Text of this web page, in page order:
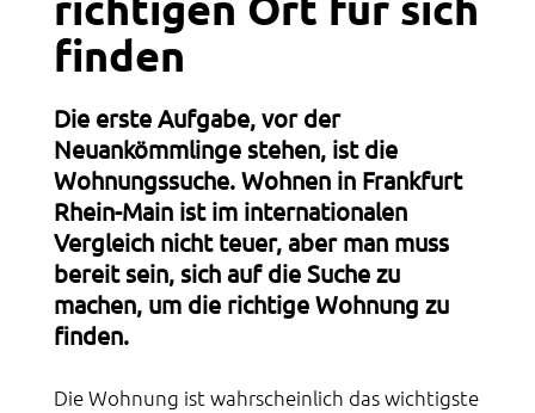
Acquaintance
Culture
Sports
Religion
Network
finden
Die erste Aufgabe, vor der
Neuankömmlinge stehen, ist die
Wohnungssuche. Wohnen in Frankfurt
Rhein-Main ist im internationalen
Vergleich nicht teuer, aber man muss
bereit sein, sich auf die Suche zu
machen, um die richtige Wohnung zu
finden.
Die Wohnung ist wahrscheinlich das wichtigste